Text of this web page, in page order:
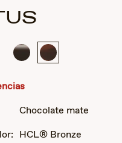
Negro Chocolate
Chocolate mate
HCL® Bronze